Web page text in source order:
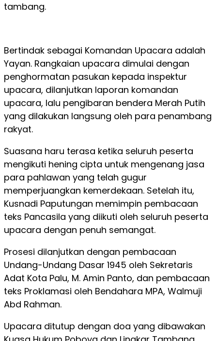
tambang.
Bertindak sebagai Komandan Upacara adalah
Yayan. Rangkaian upacara dimulai dengan
penghormatan pasukan kepada inspektur
upacara, dilanjutkan laporan komandan
upacara, lalu pengibaran bendera Merah Putih
yang dilakukan langsung oleh para penambang
rakyat.
Suasana haru terasa ketika seluruh peserta
mengikuti hening cipta untuk mengenang jasa
para pahlawan yang telah gugur
memperjuangkan kemerdekaan. Setelah itu,
Kusnadi Paputungan memimpin pembacaan
teks Pancasila yang diikuti oleh seluruh peserta
upacara dengan penuh semangat.
Prosesi dilanjutkan dengan pembacaan
Undang-Undang Dasar 1945 oleh Sekretaris
Adat Kota Palu, M. Amin Panto, dan pembacaan
teks Proklamasi oleh Bendahara MPA, Walmuji
Abd Rahman.
Upacara ditutup dengan doa yang dibawakan